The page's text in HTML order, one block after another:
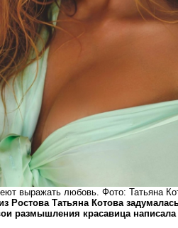
выражать любовь. Фото: Татьяна
Ростова Татьяна Котова
размышления красавица написала